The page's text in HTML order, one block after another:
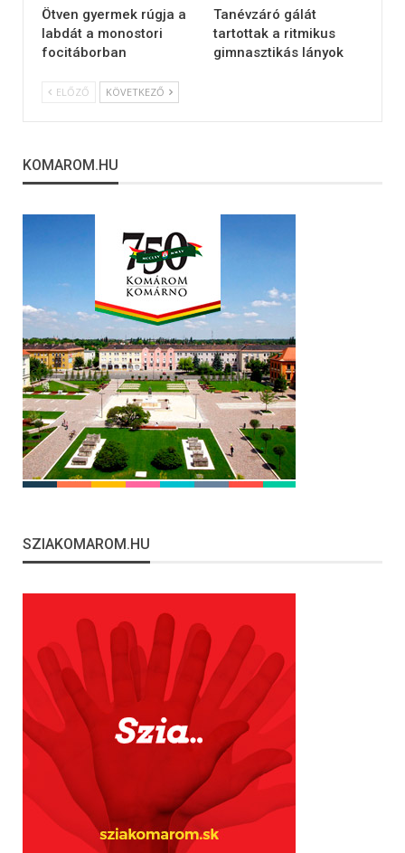
Ötven gyermek rúgja a
labdát a monostori
focitáborban
Tanévzáró gálát
tartottak a ritmikus
gimnasztikás lányok
ELŐZŐ KÖVETKEZŐ
KOMAROM.HU
SZIAKOMAROM.HU